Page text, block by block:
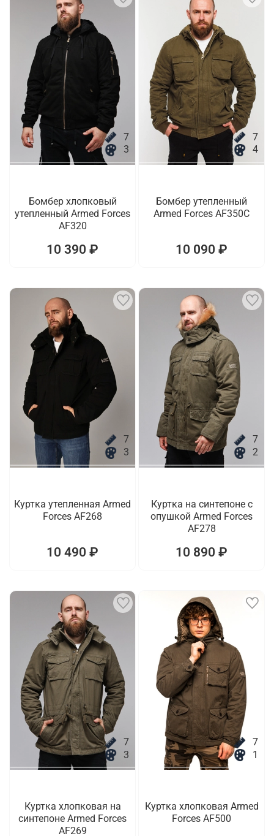
7
3
Бомбер хлопковый
утепленный Armed Forces
AF320
10 390 ₽
7
4
Бомбер утепленный
Armed Forces AF350C
10 090 ₽
7
3
Куртка утепленная Armed
Forces AF268
10 490 ₽
7
2
Куртка на синтепоне с
опушкой Armed Forces
AF278
10 890 ₽
7
3
Куртка хлопковая на
синтепоне Armed Forces
AF269
7
1
Куртка хлопковая Armed
Forces AF500